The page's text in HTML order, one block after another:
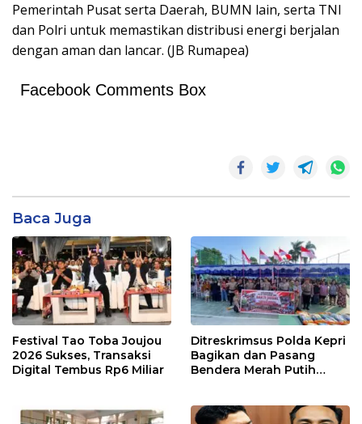
Pemerintah Pusat serta Daerah, BUMN lain, serta TNI
dan Polri untuk memastikan distribusi energi berjalan
dengan aman dan lancar. (JB Rumapea)
Facebook Comments Box
Baca Juga
Festival Tao Toba Joujou
2026 Sukses, Transaksi
Digital Tembus Rp6 Miliar
Ditreskrimsus Polda Kepri
Bagikan dan Pasang
Bendera Merah Putih
Kebangsaan.